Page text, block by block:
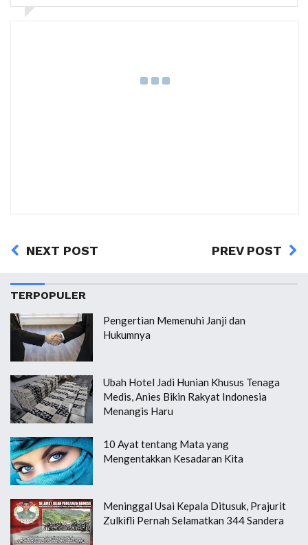
NEXT POST PREV POST
TERPOPULER
Pengertian Memenuhi Janji dan
Hukumnya
Ubah Hotel Jadi Hunian Khusus Tenaga
Medis, Anies Bikin Rakyat Indonesia
Menangis Haru
10 Ayat tentang Mata yang
Mengentakkan Kesadaran Kita
Meninggal Usai Kepala Ditusuk, Prajurit
Zulkifli Pernah Selamatkan 344 Sandera